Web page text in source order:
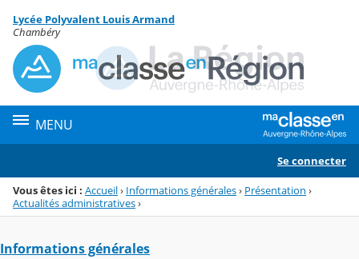
Menu de la rubrique
Contenu
Lycée Polyvalent Louis Armand
Chambéry
MENU
Se connecter
Vous êtes ici : Accueil› Informations générales› Présentation ›
Actualités administratives›
Informations générales